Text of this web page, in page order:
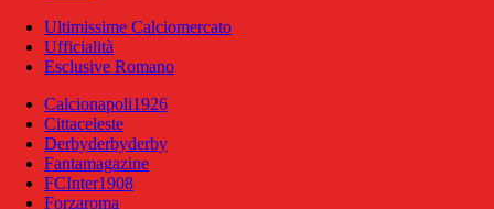
Ultimissime Calciomercato
Ufficialità
Esclusive Romano
Calcionapoli1926
Cittaceleste
Derbyderbyderby
Fantamagazine
FCInter1908
Forzaroma